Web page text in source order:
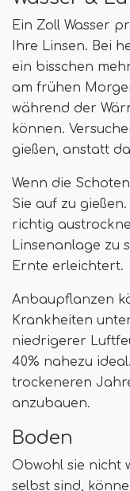
Ein Zoll Wasser
Ihre Linsen. Bei
ein bisschen
am frühen
während der
können.
gießen, anstatt
Wenn die
Sie auf zu
richtig
Linsenanlage zu
Ernte erleichtert.
Anbaupflanzen
Krankheiten
niedrigerer
40% nahezu
trockeneren
anzubauen.
Boden
Obwohl sie nicht
selbst sind,